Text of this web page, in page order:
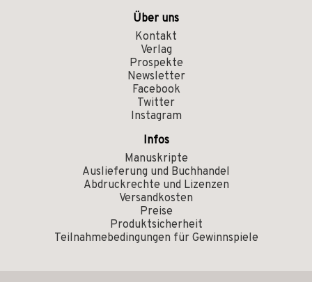
Über uns
Kontakt
Verlag
Prospekte
Newsletter
Facebook
Twitter
Instagram
Infos
Manuskripte
Auslieferung und Buchhandel
Abdruckrechte und Lizenzen
Versandkosten
Preise
Produktsicherheit
Teilnahmebedingungen für Gewinnspiele